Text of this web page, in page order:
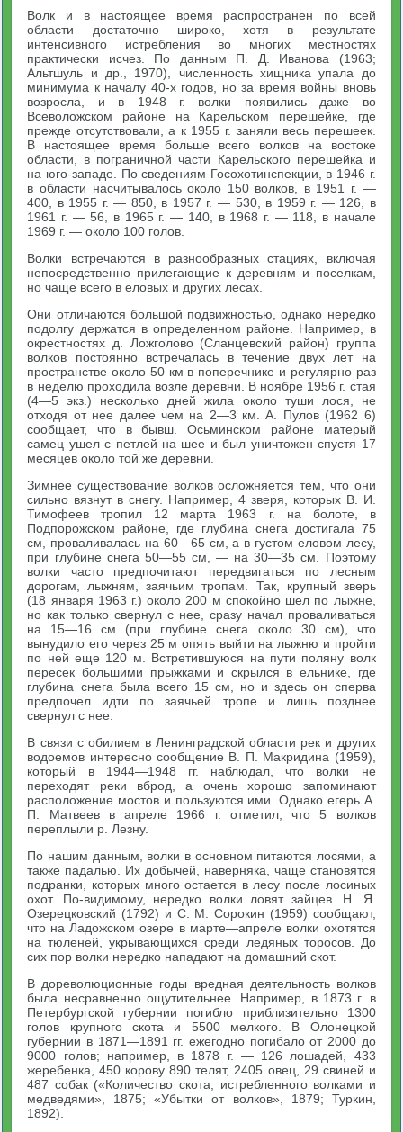
Волк и в настоящее время распространен по всей
области достаточно широко, хотя в результате
интенсивного истребления во многих местностях
практически исчез. По данным П. Д. Иванова (1963;
Альтшуль и др., 1970), численность хищника упала до
минимума к началу 40-х годов, но за время войны вновь
возросла, и в 1948 г. волки появились даже во
Всеволожском районе на Карельском перешейке, где
прежде отсутствовали, а к 1955 г. заняли весь перешеек.
В настоящее время больше всего волков на востоке
области, в пограничной части Карельского перешейка и
на юго-западе. По сведениям Госохотинспекции, в 1946 г.
в области насчитывалось около 150 волков, в 1951 г. —
400, в 1955 г. — 850, в 1957 г. — 530, в 1959 г. — 126, в
1961 г. — 56, в 1965 г. — 140, в 1968 г. — 118, в начале
1969 г. — около 100 голов.
Волки встречаются в разнообразных стациях, включая
непосредственно прилегающие к деревням и поселкам,
но чаще всего в еловых и других лесах.
Они отличаются большой подвижностью, однако нередко
подолгу держатся в определенном районе. Например, в
окрестностях д. Ложголово (Сланцевский район) группа
волков постоянно встречалась в течение двух лет на
пространстве около 50 км в поперечнике и регулярно раз
в неделю проходила возле деревни. В ноябре 1956 г. стая
(4—5 экз.) несколько дней жила около туши лося, не
отходя от нее далее чем на 2—3 км. А. Пулов (1962 6)
сообщает, что в бывш. Осьминском районе матерый
самец ушел с петлей на шее и был уничтожен спустя 17
месяцев около той же деревни.
Зимнее существование волков осложняется тем, что они
сильно вязнут в снегу. Например, 4 зверя, которых В. И.
Тимофеев тропил 12 марта 1963 г. на болоте, в
Подпорожском районе, где глубина снега достигала 75
см, проваливалась на 60—65 см, а в густом еловом лесу,
при глубине снега 50—55 см, — на 30—35 см. Поэтому
волки часто предпочитают передвигаться по лесным
дорогам, лыжням, заячьим тропам. Так, крупный зверь
(18 января 1963 г.) около 200 м спокойно шел по лыжне,
но как только свернул с нее, сразу начал проваливаться
на 15—16 см (при глубине снега около 30 см), что
вынудило его через 25 м опять выйти на лыжню и пройти
по ней еще 120 м. Встретившуюся на пути поляну волк
пересек большими прыжками и скрылся в ельнике, где
глубина снега была всего 15 см, но и здесь он сперва
предпочел идти по заячьей тропе и лишь позднее
свернул с нее.
В связи с обилием в Ленинградской области рек и других
водоемов интересно сообщение В. П. Макридина (1959),
который в 1944—1948 гг. наблюдал, что волки не
переходят реки вброд, а очень хорошо запоминают
расположение мостов и пользуются ими. Однако егерь А.
П. Матвеев в апреле 1966 г. отметил, что 5 волков
переплыли р. Лезну.
По нашим данным, волки в основном питаются лосями, а
также падалью. Их добычей, наверняка, чаще становятся
подранки, которых много остается в лесу после лосиных
охот. По-видимому, нередко волки ловят зайцев. Н. Я.
Озерецковский (1792) и С. М. Сорокин (1959) сообщают,
что на Ладожском озере в марте—апреле волки охотятся
на тюленей, укрывающихся среди ледяных торосов. До
сих пор волки нередко нападают на домашний скот.
В дореволюционные годы вредная деятельность волков
была несравненно ощутительнее. Например, в 1873 г. в
Петербургской губернии погибло приблизительно 1300
голов крупного скота и 5500 мелкого. В Олонецкой
губернии в 1871—1891 гг. ежегодно погибало от 2000 до
9000 голов; например, в 1878 г. — 126 лошадей, 433
жеребенка, 450 корову 890 телят, 2405 овец, 29 свиней и
487 собак («Количество скота, истребленного волками и
медведями», 1875; «Убытки от волков», 1879; Туркин,
1892).